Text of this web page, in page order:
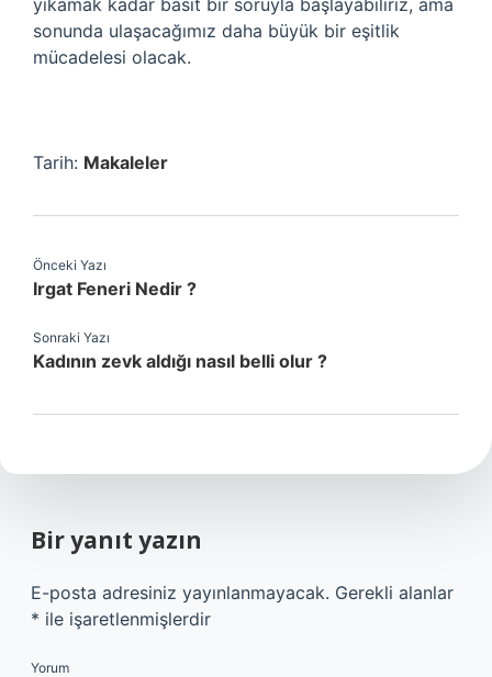
yıkamak kadar basit bir soruyla başlayabiliriz, ama
sonunda ulaşacağımız daha büyük bir eşitlik
mücadelesi olacak.
Tarih: Makaleler
Önceki Yazı
Irgat Feneri Nedir ?
Sonraki Yazı
Kadının zevk aldığı nasıl belli olur ?
Bir yanıt yazın
E-posta adresiniz yayınlanmayacak. Gerekli alanlar
* ile işaretlenmişlerdir
Yorum